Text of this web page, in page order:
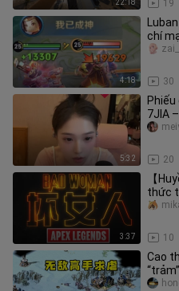
22:18 19
4:18
chí
30
5:32
7JIA
20
3:37
【
thức
Thiên”
10
Cao
xem